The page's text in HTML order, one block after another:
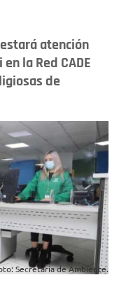
atención
la Red CADE
de
Secretaría de Ambiente.